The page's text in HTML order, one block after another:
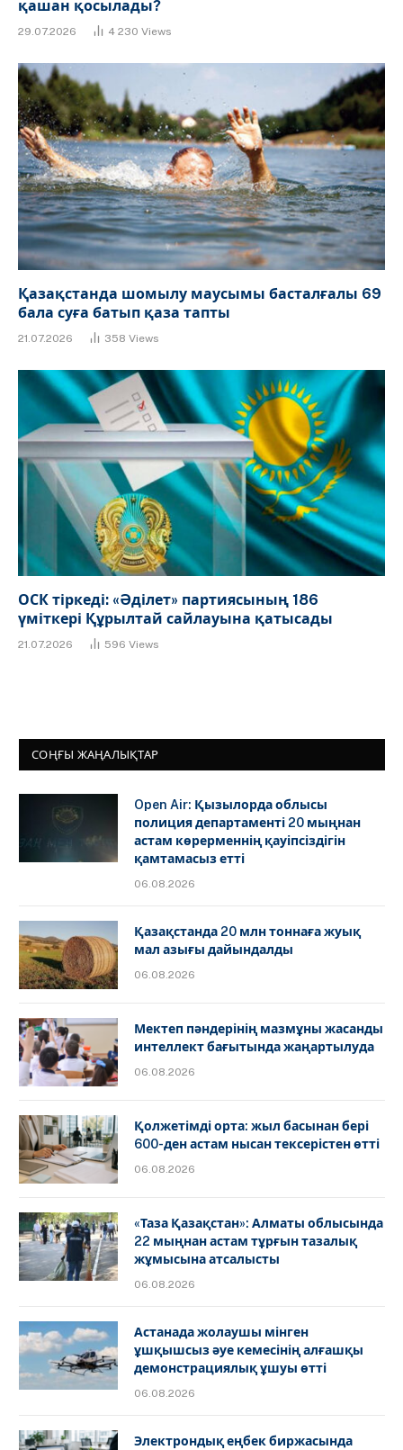
қашан қосылады?
29.07.2026 4 230 Views
Қазақстанда шомылу маусымы басталғалы 69
бала суға батып қаза тапты
21.07.2026 358 Views
ОСК тіркеді: «Әділет» партиясының 186
үміткері Құрылтай сайлауына қатысады
21.07.2026 596 Views
СОҢҒЫ ЖАҢАЛЫҚТАР
Open Air: Қызылорда облысы
полиция департаменті 20 мыңнан
астам көрерменнің қауіпсіздігін
қамтамасыз етті
06.08.2026
Қазақстанда 20 млн тоннаға жуық
мал азығы дайындалды
06.08.2026
Мектеп пәндерінің мазмұны жасанды
интеллект бағытында жаңартылуда
06.08.2026
Қолжетімді орта: жыл басынан бері
600-ден астам нысан тексерістен өтті
06.08.2026
«Таза Қазақстан»: Алматы облысында
22 мыңнан астам тұрғын тазалық
жұмысына атсалысты
06.08.2026
Астанада жолаушы мінген
ұшқышсыз әуе кемесінің алғашқы
демонстрациялық ұшуы өтті
06.08.2026
Электрондық еңбек биржасында